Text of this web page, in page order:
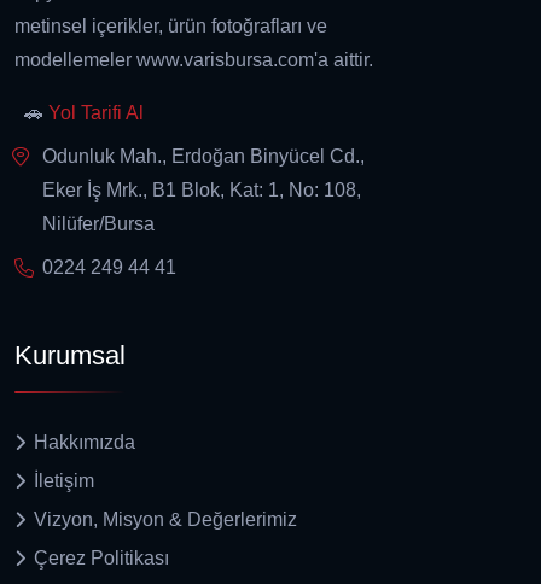
metinsel içerikler, ürün fotoğrafları ve
modellemeler www.varisbursa.com'a aittir.
🚗 Yol Tarifi Al
Odunluk Mah., Erdoğan Binyücel Cd.,
Eker İş Mrk., B1 Blok, Kat: 1, No: 108,
Nilüfer/Bursa
0224 249 44 41
Kurumsal
Hakkımızda
İletişim
Vizyon, Misyon & Değerlerimiz
Çerez Politikası